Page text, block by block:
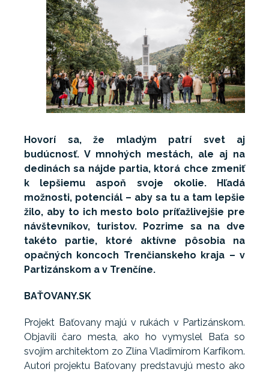
Hovorí sa, že mladým patrí svet aj
budúcnosť. V mnohých mestách, ale aj na
dedinách sa nájde partia, ktorá chce zmeniť
k lepšiemu aspoň svoje okolie. Hľadá
možnosti, potenciál – aby sa tu a tam lepšie
žilo, aby to ich mesto bolo príťažlivejšie pre
návštevníkov, turistov. Pozrime sa na dve
takéto partie, ktoré aktívne pôsobia na
opačných koncoch Trenčianskeho kraja – v
Partizánskom a v Trenčíne.
BAŤOVANY.SK
Projekt Baťovany majú v rukách v Partizánskom.
Objavili čaro mesta, ako ho vymyslel Baťa so
svojím architektom zo Zlína Vladimírom Karfíkom.
Autori projektu Baťovany predstavujú mesto ako